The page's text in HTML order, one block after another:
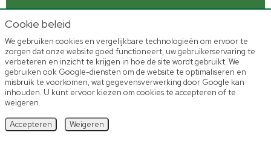
Informatie
Webshop toelichting
Veelgestelde vragen
Home Voorraad
Cookie beleid
We gebruiken cookies en vergelijkbare technologieën om ervoor te
zorgen dat onze website goed functioneert, uw gebruikerservaring te
verbeteren en inzicht te krijgen in hoe de site wordt gebruikt. We
gebruiken ook Google-diensten om de website te optimaliseren en
misbruik te voorkomen, wat gegevensverwerking door Google kan
inhouden. U kunt ervoor kiezen om cookies te accepteren of te
weigeren.
Accepteren Weigeren